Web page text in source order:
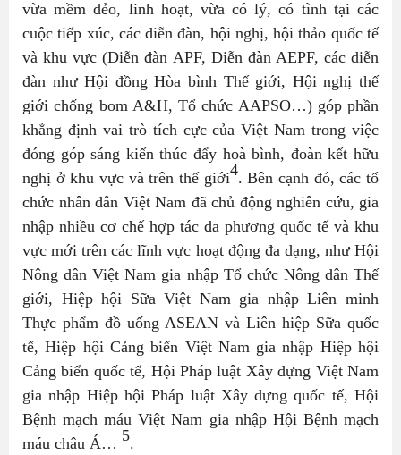
vừa mềm dẻo, linh hoạt, vừa có lý, có tình tại các
cuộc tiếp xúc, các diễn đàn, hội nghị, hội thảo quốc tế
và khu vực (Diễn đàn APF, Diễn đàn AEPF, các diễn
đàn như Hội đồng Hòa bình Thế giới, Hội nghị thế
giới chống bom A&H, Tổ chức AAPSO…) góp phần
khẳng định vai trò tích cực của Việt Nam trong việc
đóng góp sáng kiến thúc đẩy hoà bình, đoàn kết hữu
nghị ở khu vực và trên thế giới4. Bên cạnh đó, các tổ
chức nhân dân Việt Nam đã chủ động nghiên cứu, gia
nhập nhiều cơ chế hợp tác đa phương quốc tế và khu
vực mới trên các lĩnh vực hoạt động đa dạng, như Hội
Nông dân Việt Nam gia nhập Tổ chức Nông dân Thế
giới, Hiệp hội Sữa Việt Nam gia nhập Liên minh
Thực phẩm đồ uống ASEAN và Liên hiệp Sữa quốc
tế, Hiệp hội Cảng biển Việt Nam gia nhập Hiệp hội
Cảng biển quốc tế, Hội Pháp luật Xây dựng Việt Nam
gia nhập Hiệp hội Pháp luật Xây dựng quốc tế, Hội
Bệnh mạch máu Việt Nam gia nhập Hội Bệnh mạch
máu châu Á… 5.